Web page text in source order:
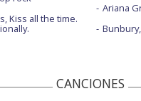
Kiss all the time.
Ariana
CANCIONES